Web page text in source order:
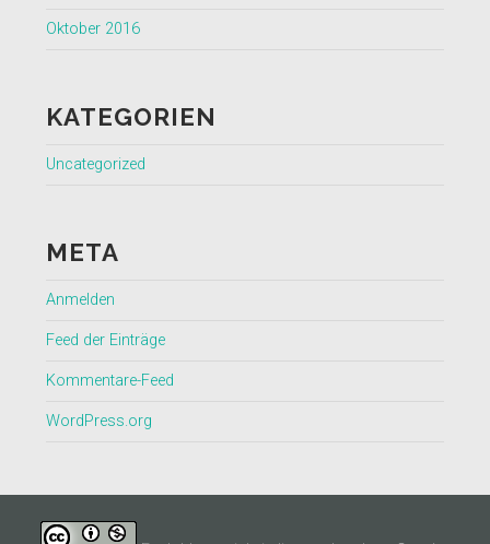
Oktober 2016
KATEGORIEN
Uncategorized
META
Anmelden
Feed der Einträge
Kommentare-Feed
WordPress.org